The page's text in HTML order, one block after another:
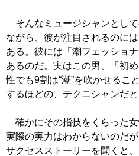
そんなミュージシャンとして
ながら、彼が注目されるのに
ある。彼には「潮フェッショ
あるのだ。実はこの男、「初
性でも9割は“潮”を吹かせるこ
するほどの、テクニシャンだと
確かにその指技をくらった女
実際の実力はわからないのだ
サクセスストーリーを聞くと